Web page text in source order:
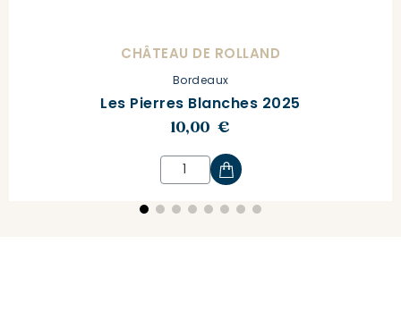
CHÂTEAU DE ROLLAND
Bordeaux
Les Pierres Blanches 2025
10,00 €